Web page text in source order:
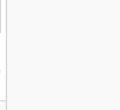
Gorzym-Wilkowski, Waldemar. Promotor